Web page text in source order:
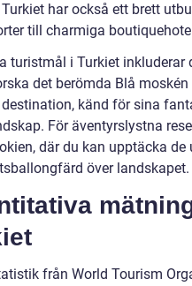
har också ett brett
till charmiga
turistmål i Turkiet
det berömda Blå
känd för sina
För äventyrslystna
där du kan upptäcka
över landskapet.
från World Tourism